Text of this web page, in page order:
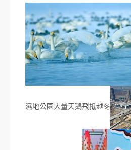
濕地公園大量天鵝飛抵越冬